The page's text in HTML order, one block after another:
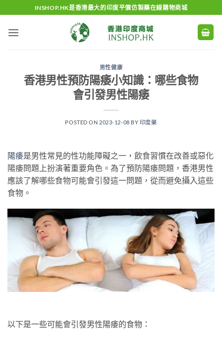
to
content
INSHOP.HK是香港最大的印度平價仿製藥在線購物商城
男性健康
香港男性預防陽痿小知識：哪些食物
會引發男性陽痿
POSTED ON 2023-12-08 BY 印度藥
陽痿是男性常見的性功能障礙之一，飲食習慣在改善或惡化
陽痿問題上扮演著重要角色。為了預防陽痿問題，香港男性
應該了解哪些食物可能會引發這一問題，從而避免攝入這些
食物。
以下是一些可能會引發男性陽痿的食物：